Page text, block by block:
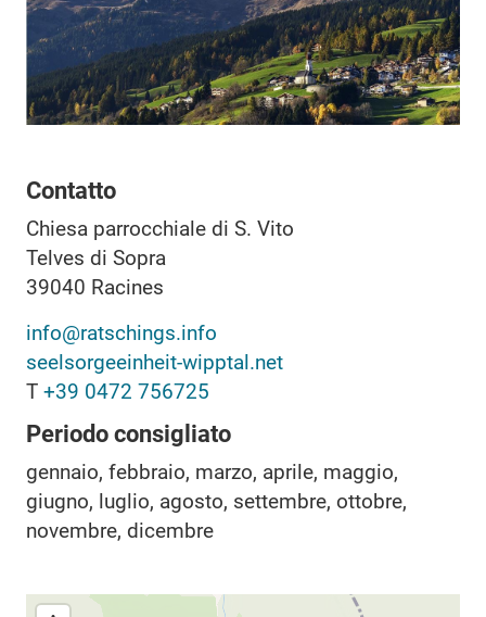
Contatto
Chiesa parrocchiale di S. Vito
Telves di Sopra
39040 Racines
info@ratschings.info
seelsorgeeinheit-wipptal.net
T +39 0472 756725
Periodo consigliato
gennaio, febbraio, marzo, aprile, maggio,
giugno, luglio, agosto, settembre, ottobre,
novembre, dicembre